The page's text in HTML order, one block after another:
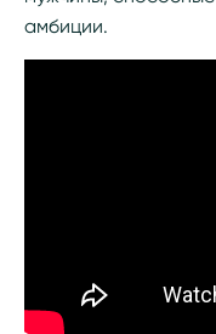
амбиции.